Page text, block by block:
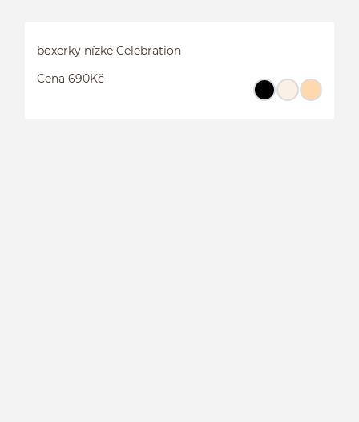
boxerky nízké Celebration
Cena 690Kč